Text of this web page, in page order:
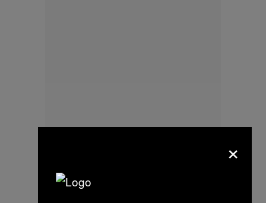
Obama sat down with
@AnthonyBourdain during his visit
×